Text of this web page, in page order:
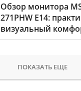
Обзор монитора
271PHW E14:
визуальный
ПОКАЗАТЬ ЕЩЕ